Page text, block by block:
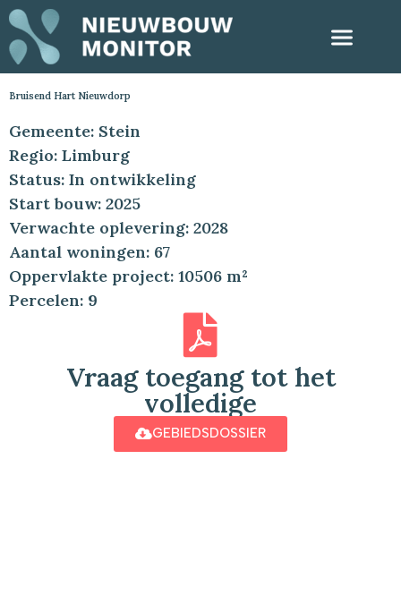
Bruisend Hart Nieuwdorp
Gemeente: Stein
Regio: Limburg
Status: In ontwikkeling
Start bouw: 2025
Verwachte oplevering: 2028
Aantal woningen: 67
Oppervlakte project: 10506 m²
Percelen: 9
Vraag toegang tot het
volledige
GEBIEDSDOSSIER